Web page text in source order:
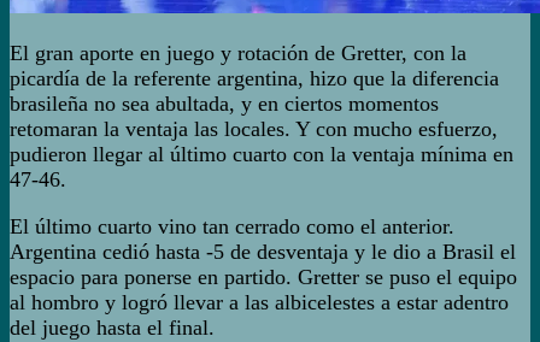
El gran aporte en juego y rotación de Gretter, con la
picardía de la referente argentina, hizo que la diferencia
brasileña no sea abultada, y en ciertos momentos
retomaran la ventaja las locales. Y con mucho esfuerzo,
pudieron llegar al último cuarto con la ventaja mínima en
47-46.
El último cuarto vino tan cerrado como el anterior.
Argentina cedió hasta -5 de desventaja y le dio a Brasil el
espacio para ponerse en partido. Gretter se puso el equipo
al hombro y logró llevar a las albicelestes a estar adentro
del juego hasta el final.